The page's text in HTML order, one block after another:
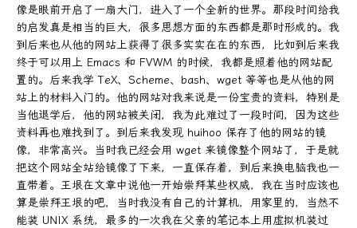
像是眼前开启了一扇大门，进入了一个全新的世界。那段时间给我
的启发真是相当的巨大，很多思想方面的东西都是那时形成的。我
到后来也从他的网站上获得了很多实实在在的东西，比如到后来我
终于可以用上 Emacs 和 FVWM 的时候，我都是照着他的网站配
置的。后来我学 TeX、Scheme、bash、wget 等等也是从他的网
站上的材料入门的。他的网站对我来说是一份宝贵的资料，特别是
当他退学后，他的网站被关闭，我为此难过了一段时间，因为这些
资料再也难找到了。到后来我发现 huihoo 保存了他的网站的镜
像，非常高兴。当时我已经会用 wget 来镜像整个网站了，于是就
把这个网站全站给镜像了下来，一直保存着，到后来换电脑我也一
直带着。王垠在文章中说他一开始崇拜某些权威，我在当时应该也
算是崇拜王垠的吧，当时我没有自己的计算机，用家里的，当然不
能装 UNIX 系统，最多的一次我在父亲的笔记本上用虚拟机装过